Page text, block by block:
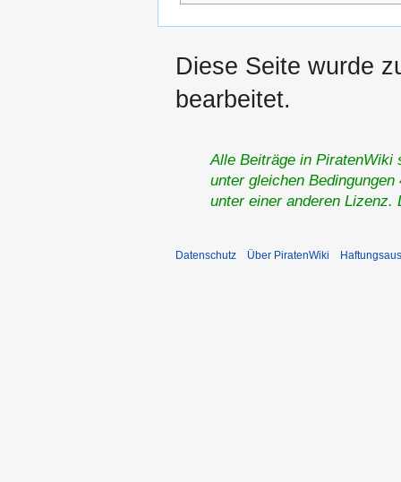
Diese Seite wurde
bearbeitet.
Alle Beiträge in PiratenWiki
unter gleichen
unter einer anderen
Datenschutz Über PiratenWiki